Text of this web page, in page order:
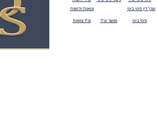
צוואות וירושות
עורך דין פינוי בינוי
עו"ד צוואות מגשר עו"ד פינוי בינוי